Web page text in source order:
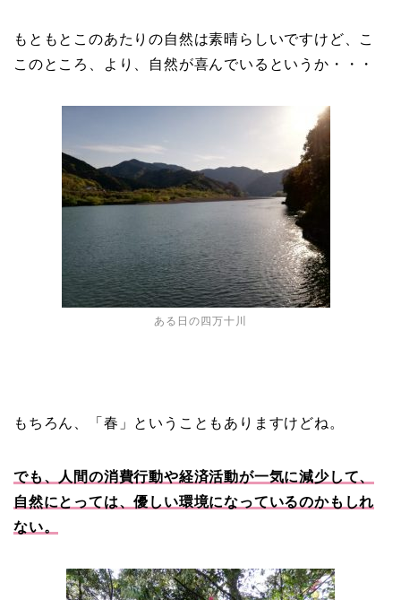
もともとこのあたりの自然は素晴らしいですけど、こ
このところ、より、自然が喜んでいるというか・・・
ある日の四万十川
もちろん、「春」ということもありますけどね。
でも、人間の消費行動や経済活動が一気に減少して、
自然にとっては、優しい環境になっているのかもしれ
ない。